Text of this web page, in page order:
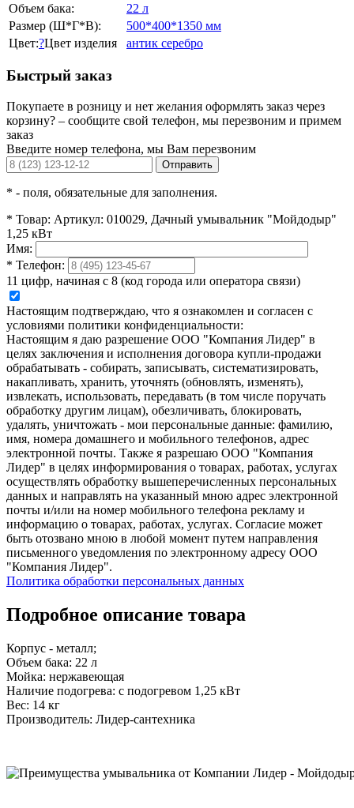
Объем бака:
22 л
Размер (Ш*Г*В):
500*400*1350 мм
Цвет:?Цвет изделия антик серебро
Быстрый заказ
Покупаете в розницу и нет желания оформлять заказ через
корзину? – сообщите свой телефон, мы перезвоним и примем
заказ
Введите номер телефона, мы Вам перезвоним
Отправить
* - поля, обязательные для заполнения.
* Товар: Артикул: 010029, Дачный умывальник "Мойдодыр"
1,25 кВт
Имя:
* Телефон:
11 цифр, начиная с 8 (код города или оператора связи)
Настоящим подтверждаю, что я ознакомлен и согласен с
условиями политики конфиденциальности:
Настоящим я даю разрешение ООО "Компания Лидер" в
целях заключения и исполнения договора купли-продажи
обрабатывать - собирать, записывать, систематизировать,
накапливать, хранить, уточнять (обновлять, изменять),
извлекать, использовать, передавать (в том числе поручать
обработку другим лицам), обезличивать, блокировать,
удалять, уничтожать - мои персональные данные: фамилию,
имя, номера домашнего и мобильного телефонов, адрес
электронной почты. Также я разрешаю ООО "Компания
Лидер" в целях информирования о товарах, работах, услугах
осуществлять обработку вышеперечисленных персональных
данных и направлять на указанный мною адрес электронной
почты и/или на номер мобильного телефона рекламу и
информацию о товарах, работах, услугах. Согласие может
быть отозвано мною в любой момент путем направления
письменного уведомления по электронному адресу ООО
"Компания Лидер".
Политика обработки персональных данных
Подробное описание товара
Корпус - металл;
Объем бака: 22 л
Мойка: нержавеющая
Наличие подогрева: с подогревом 1,25 кВт
Вес: 14 кг
Производитель: Лидер-сантехника